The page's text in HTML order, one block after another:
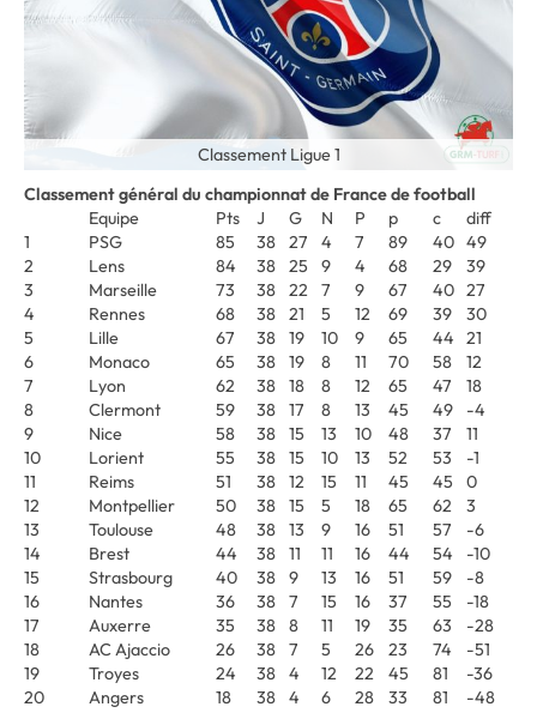
Classement Ligue 1
Classement général du championnat de France de football
Equipe
Pts J G N P p c
diff
1
PSG 85 38 27 4 7 89 40 49
2
Lens 84 38 25 9 4 68 29
39
3
Marseille 73 38 22 7 9 67 40 27
4
Rennes 68 38 21 5 12 69 39
30
5
Lille 67 38 19 10 9 65 44
21
6
Monaco 65 38 19 8 11 70 58
12
7
Lyon 62 38 18 8 12 65 47
18
8
Clermont 59 38 17 8 13 45 49
-4
9
Nice 58 38 15 13 10 48 37
11
10
Lorient 55 38 15 10 13 52 53
-1
11
Reims 51 38 12 15 11 45 45
0
12
Montpellier 50 38 15 5 18 65 62
3
13
Toulouse 48 38 13 9 16 51 57
-6
14
Brest 44 38 11 11 16 44 54
-10
15
Strasbourg 40 38 9 13 16 51 59
-8
16
Nantes 36 38 7 15 16 37 55
-18
17
Auxerre 35 38 8 11 19 35 63
-28
18
AC Ajaccio 26 38 7 5 26 23 74
-51
19
Troyes 24 38 4 12 22 45 81
-36
20
Angers 18 38 4 6 28 33 81 -48